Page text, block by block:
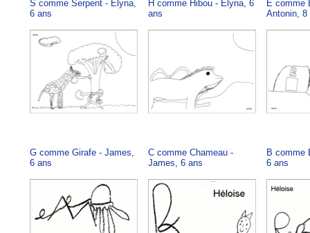
S comme Serpent - Elyna,
6 ans
H comme Hibou - Elyna, 6
ans
E comme
Antonin, 8
G comme Girafe - James,
6 ans
C comme Chameau -
James, 6 ans
B comme
6 ans